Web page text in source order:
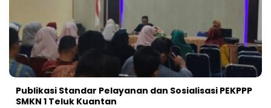
Publikasi Standar Pelayanan dan Sosialisasi PEKPPP
SMKN 1 Teluk Kuantan